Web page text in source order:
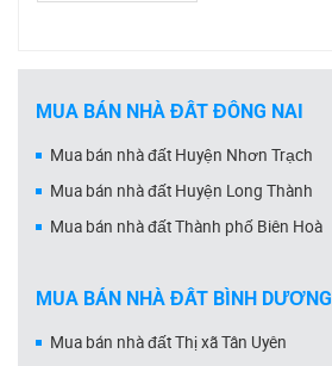
MUA BÁN NHÀ ĐẤT ĐỒNG NAI
Mua bán nhà đất Huyện Nhơn Trạch
Mua bán nhà đất Huyện Long Thành
Mua bán nhà đất Thành phố Biên Hoà
MUA BÁN NHÀ ĐẤT BÌNH DƯƠNG
Mua bán nhà đất Thị xã Tân Uyên